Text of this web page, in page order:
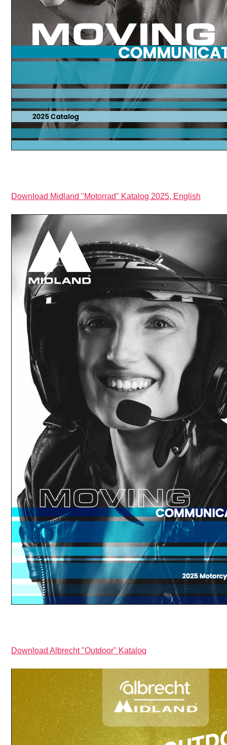
Download Midland "Motorrad" Katalog 2025, English
Download Albrecht "Outdoor" Katalog